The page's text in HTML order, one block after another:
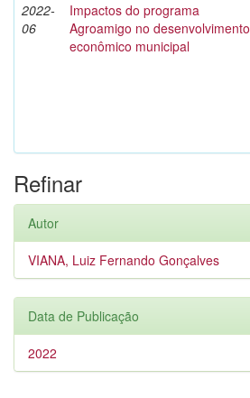
2022-
06
Impactos do programa
Agroamigo no desenvolvimento
econômico municipal
Refinar
Autor
VIANA, Luiz Fernando Gonçalves
Data de Publicação
2022